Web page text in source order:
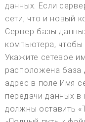
данных. Если
сети, что и новый
Сервер базы
компьютера, чтобы
Укажите сетевое
расположена база
адрес в поле Имя
передачи данных в
должны оставить